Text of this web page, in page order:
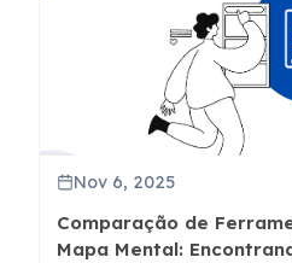
Nov 6, 2025
Comparação de
Mapa Mental: